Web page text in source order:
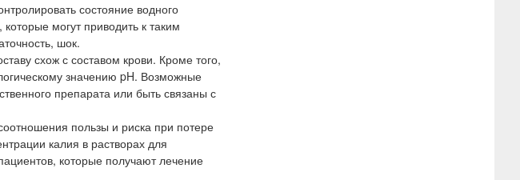
состояние водного
могут приводить к таким
шок.
схож с составом крови. Кроме того,
значению pH. Возможные
препарата или быть связаны с
пользы и риска при потере
калия в растворах для
которые получают лечение